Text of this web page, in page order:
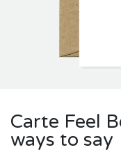
Carte Feel
ways to say